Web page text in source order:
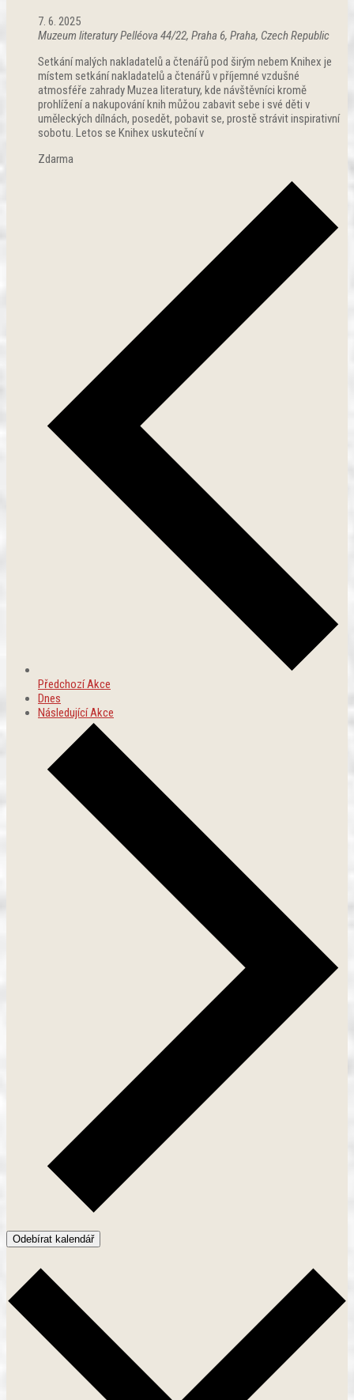
7. 6. 2025
Muzeum literaturyPelléova 44/22, Praha 6, Praha, Czech Republic
Setkání malých nakladatelů a čtenářů pod širým nebem Knihex je
místem setkání nakladatelů a čtenářů v příjemné vzdušné
atmosféře zahrady Muzea literatury, kde návštěvníci kromě
prohlížení a nakupování knih můžou zabavit sebe i své děti v
uměleckých dílnách, posedět, pobavit se, prostě strávit inspirativní
sobotu. Letos se Knihex uskuteční v
Zdarma
PředchozíAkce
Dnes
NásledujícíAkce
Odebírat kalendář